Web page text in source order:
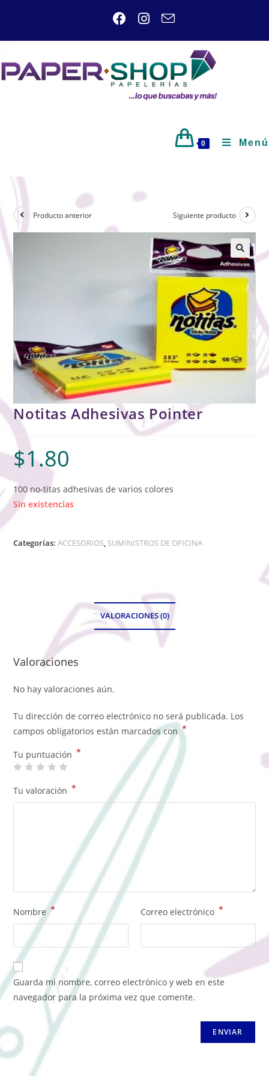
0 Menú
Producto anterior Siguiente producto
🔍
Notitas Adhesivas Pointer
$1.80
100 no-titas adhesivas de varios colores
Sin existencias
Categorías:ACCESORIOS SUMINISTROS DE OFICINA
VALORACIONES (0)
Valoraciones
No hay valoraciones aún.
Tu dirección de correo electrónico no será publicada. Los
campos obligatorios están marcados con *
Tu puntuación *
Tu valoración *
Nombre * Correo electrónico *
Guarda mi nombre, correo electrónico y web en este
navegador para la próxima vez que comente.